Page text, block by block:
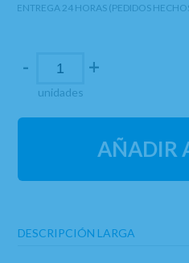
ENTREGA 24 HORAS (PEDIDOS
-
unidades
+
AÑADIR
DESCRIPCIÓN LARGA